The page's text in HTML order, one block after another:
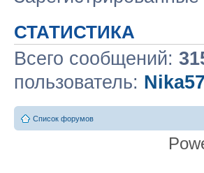
СТАТИСТИКА
Всего сообщений:
пользователь:
Список форумов